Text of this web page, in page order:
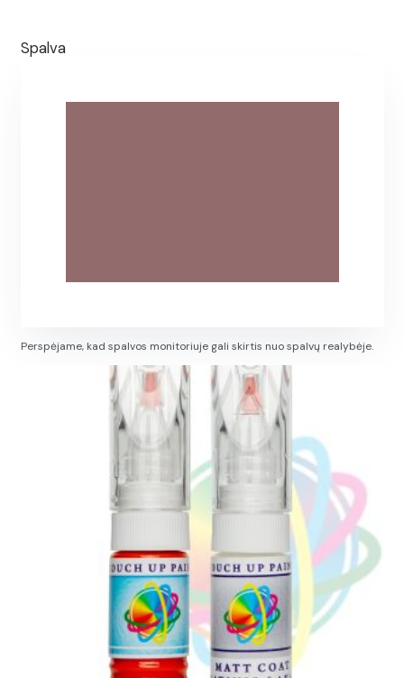
Spalva
Perspėjame, kad spalvos monitoriuje gali skirtis nuo spalvų realybėje.